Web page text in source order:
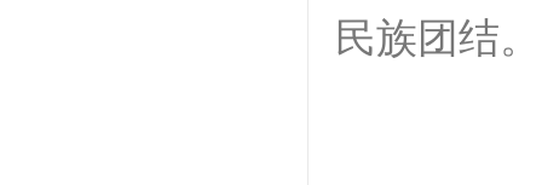
民族团结。